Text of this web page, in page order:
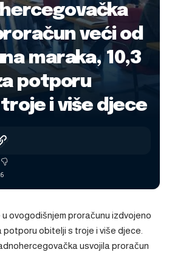
veći od
maraka, 10,3
potporu
i više djece
ovogodišnjem proračunu izdvojeno
potporu obitelji s troje i više djece.
usvojila proračun